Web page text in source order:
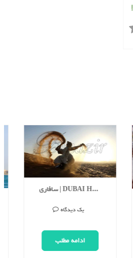
سافاری | DUBAI HUMMER SAFARI
یک دیدگاه
ادامه مطلب